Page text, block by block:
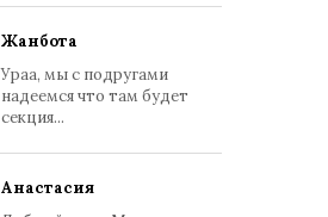
Жанбота
Ураа, мы с подругами
надеемся что там будет
секция...
Анастасия